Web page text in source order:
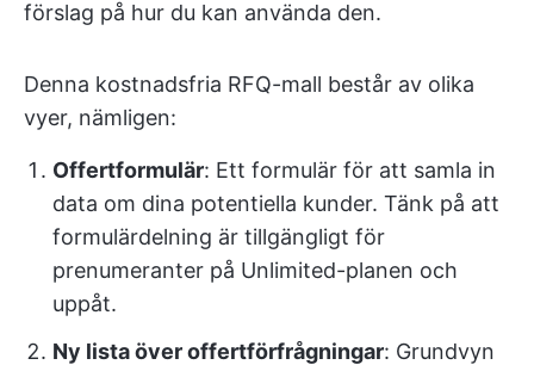
förslag på hur du kan använda den.
Denna kostnadsfria RFQ-mall består av olika
vyer, nämligen:
Offertformulär: Ett formulär för att samla in
data om dina potentiella kunder. Tänk på att
formulärdelning är tillgängligt för
prenumeranter på Unlimited-planen och
uppåt.
Ny lista över offertförfrågningar: Grundvyn